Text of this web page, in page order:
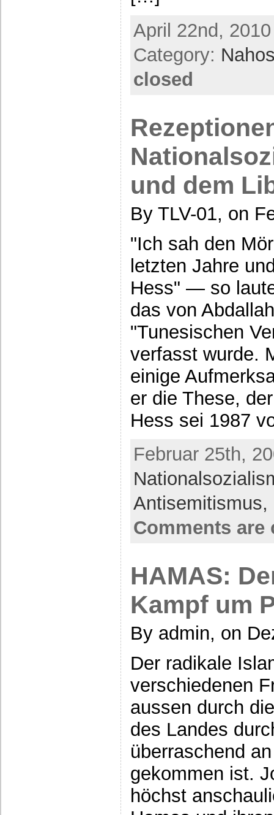
April 22nd,
Category:
closed
und dem
By TLV-01, on
"Ich sah den
letzten Jahre
Hess" — so
das von
"Tunesischen
verfasst wurde.
einige
er die These,
Hess sei 1987
Februar 25th,
Antisemitismus,
Comments are
HAMAS:
Kampf um
By admin, on
Der radikale
verschiedenen
aussen durch
des Landes
überraschend
gekommen ist.
höchst